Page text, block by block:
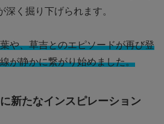
深く掘り下げられます。
や、草吉とのエピソードが再び登
が静かに繋がり始めました。
新たなインスピレーション